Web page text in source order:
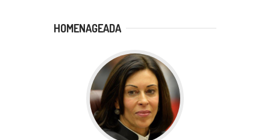
HOMENAGEADA